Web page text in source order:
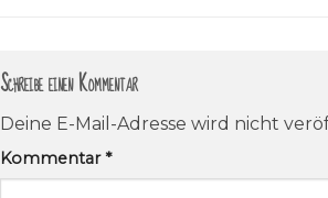
Schreibe einen Kommentar
Deine E-Mail-Adresse wird nicht
Kommentar*